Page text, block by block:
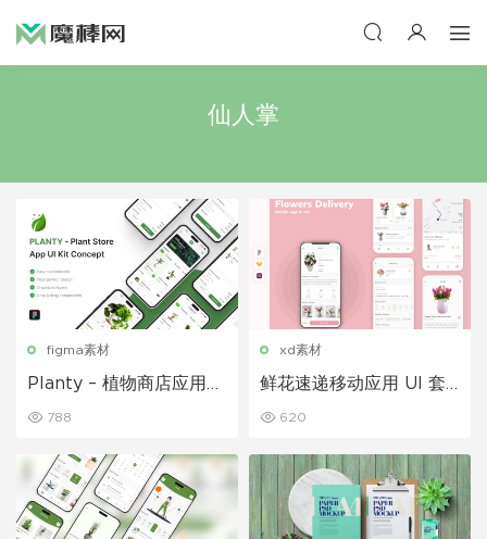
仙人掌
figma素材
Planty – 植物商店应用程
788
xd素材
鲜花速递移动应用 UI 套
620